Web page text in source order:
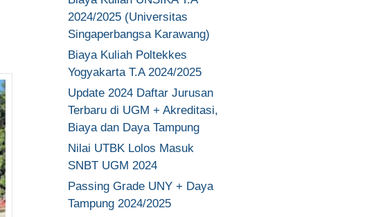
2024/2025 (Universitas
Singaperbangsa Karawang)
Biaya Kuliah Poltekkes
Yogyakarta T.A 2024/2025
Update 2024 Daftar Jurusan
Terbaru di UGM + Akreditasi,
Biaya dan Daya Tampung
Nilai UTBK Lolos Masuk
SNBT UGM 2024
Passing Grade UNY + Daya
Tampung 2024/2025